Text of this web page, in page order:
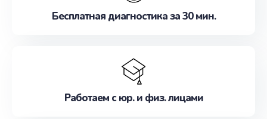
Бесплатная диагностика за 30 мин.
Работаем с юр. и физ. лицами